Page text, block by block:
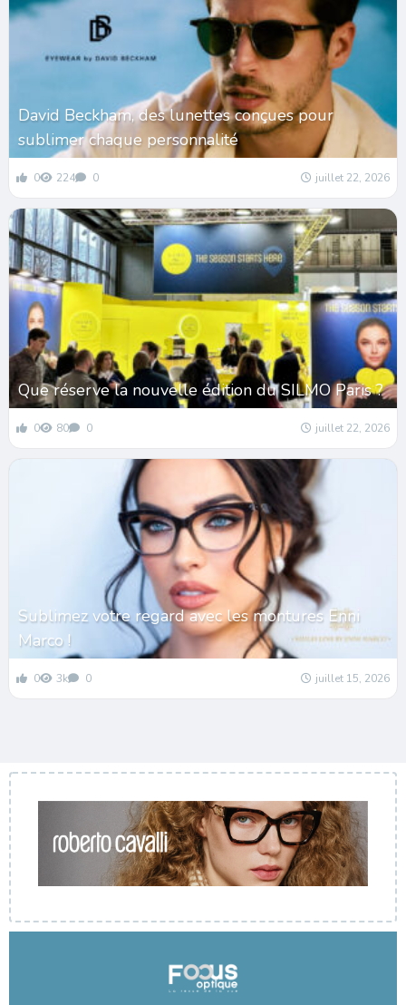
David Beckham, des lunettes conçues pour
sublimer chaque personnalité
0 224 0 juillet 22, 2026
Que réserve la nouvelle édition du SILMO Paris ?
0 80 0 juillet 22, 2026
Sublimez votre regard avec les montures Enni
Marco !
0 3k 0 juillet 15, 2026